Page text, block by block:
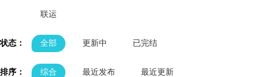
联运
状态： 全部 更新中 已完结
排序： 综合 最近发布 最近更新